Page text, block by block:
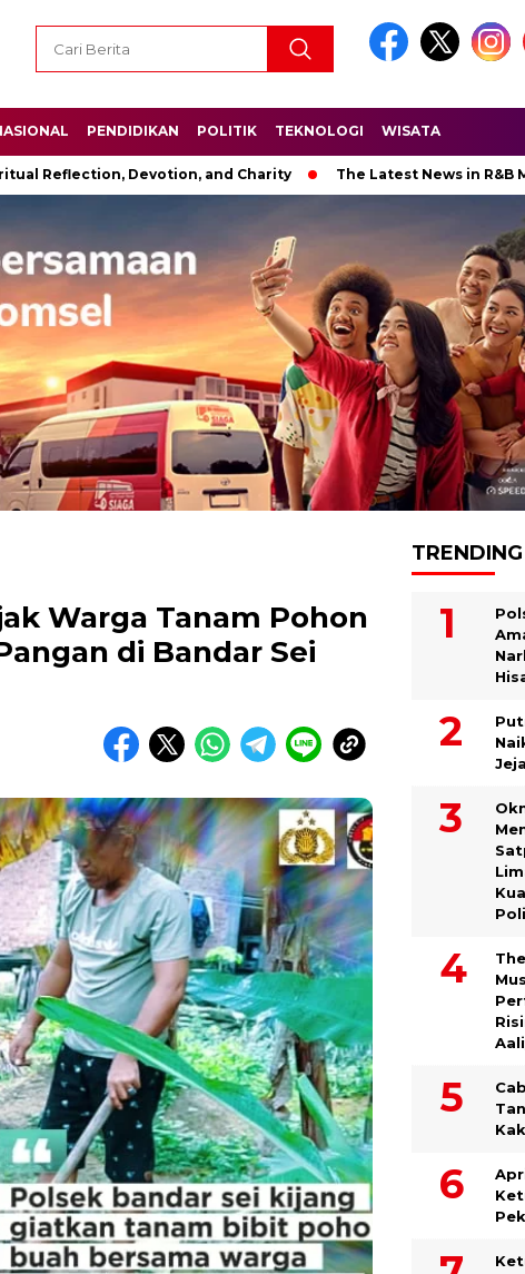
PENDIDIKAN POLITIK TEKNOLOGI WISATA
Devotion, and Charity The Latest News in R&B Music: A
Warga Tanam Pohon
di Bandar Sei
TRENDING